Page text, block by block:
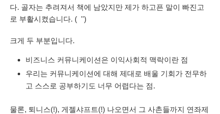
다. 골자는 추려져서 책에 남았지만 제가 하고픈 말이 빠진고
로 부활시켰습니다. ( '')
크게 두 부분입니다.
비즈니스 커뮤니케이션은 이익사회적 맥락이란 점
우리는 커뮤니케이션에 대해 제대로 배울 기회가 전무하
고 스스로 공부하기도 너무 어렵다는 점.
물론, 퇴니스(!), 게젤샤프트(!) 나오면서 그 사촌들까지 연좌제